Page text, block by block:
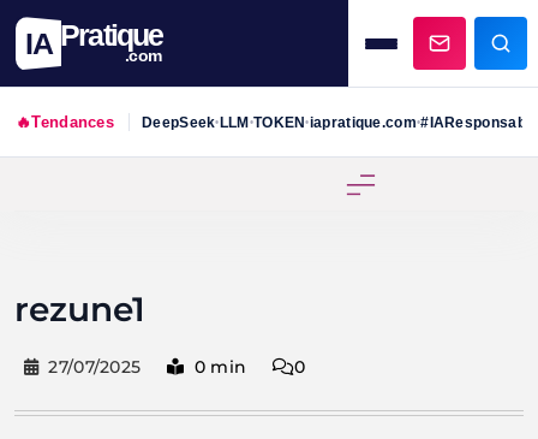
IA Pratique
.com
🔥Tendances DeepSeek•LLM•TOKEN•iapratique.com•#IAResponsable
rezune1
27/07/2025 0 min 0